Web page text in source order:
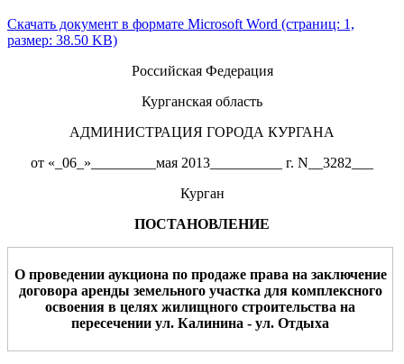
Скачать документ в формате Microsoft Word (страниц: 1,
размер: 38.50 KB)
Российская Федерация
Курганская область
АДМИНИСТРАЦИЯ ГОРОДА КУРГАНА
от «_06_»_________мая 2013__________ г. N__3282___
Курган
ПОСТАНОВЛЕНИЕ
О проведении аукциона по продаже права на заключение
договора аренды земельного участка для комплексного
освоения в целях жилищного строительства на
пересечении ул. Калинина - ул. Отдыха